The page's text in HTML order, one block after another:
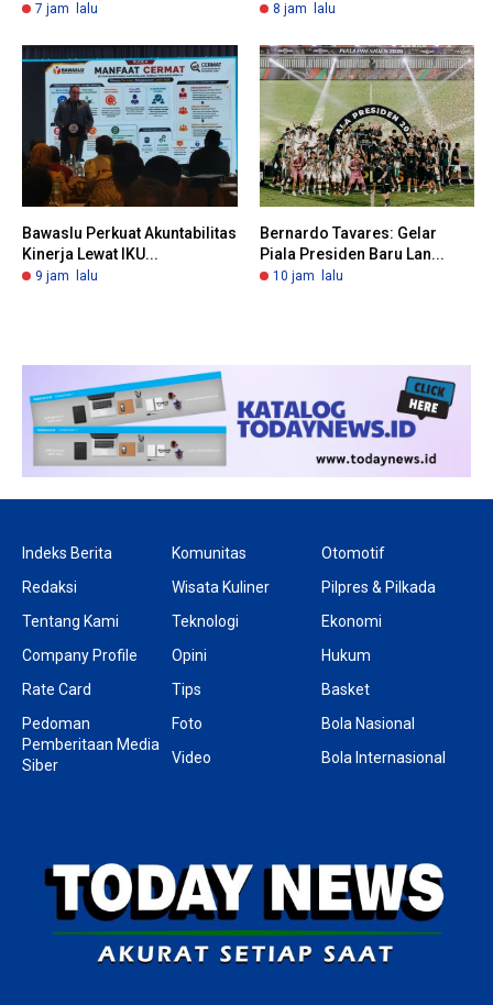
7 jam lalu 8 jam lalu
Bawaslu Perkuat Akuntabilitas
Kinerja Lewat IKU...
9 jam lalu
Bernardo Tavares: Gelar
Piala Presiden Baru Lan...
10 jam lalu
Indeks Berita
Redaksi
Tentang Kami
Company Profile
Rate Card
Pedoman
Pemberitaan Media
Siber
Komunitas
Wisata Kuliner
Teknologi
Opini
Tips
Foto
Video
Otomotif
Pilpres & Pilkada
Ekonomi
Hukum
Basket
Bola Nasional
Bola Internasional